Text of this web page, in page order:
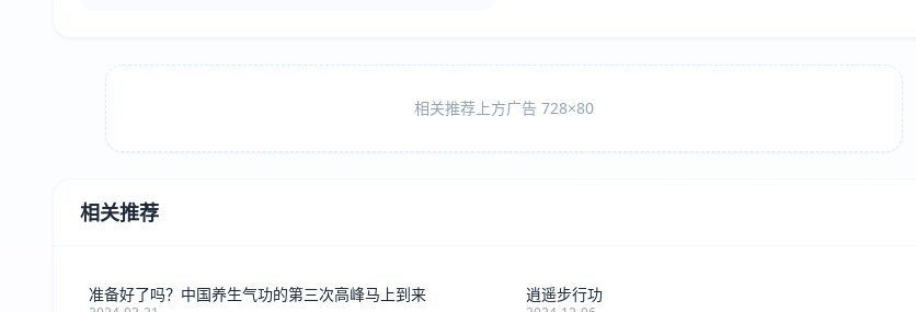
相关推荐上方广告 728×80
相关推荐
准备好了吗？中国养生气功的第三次高峰马上到来 逍遥步行功